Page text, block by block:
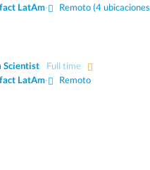
LatAm· Remoto (4
Scientist
Full time
LatAm· Remoto